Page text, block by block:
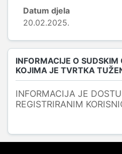
Datum djela
20.02.2025.
INFORMACIJE O
KOJIMA JE TVRTKA
INFORMACIJA JE
REGISTRIRANIM